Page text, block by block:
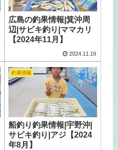
広島の釣果情報|箕沖周
辺|サビキ釣り|ママカリ
【2024年11月】
2024.11.19
釣果情報
船釣り釣果情報|宇野沖|
サビキ釣り|アジ【2024
年8月】